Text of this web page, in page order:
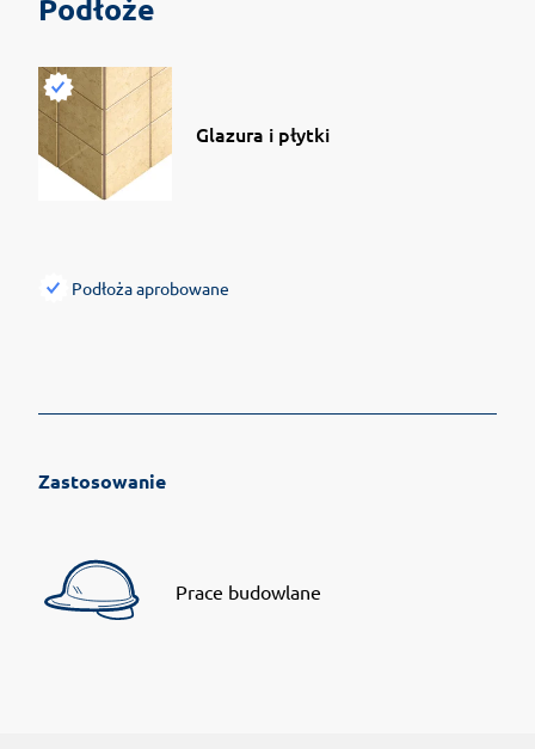
Podłoże
Glazura i płytki
Podłoża aprobowane
Zastosowanie
Prace budowlane